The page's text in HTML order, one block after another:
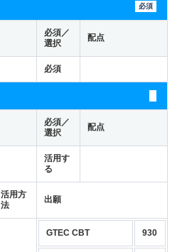
必須
必須／
選択
配点
必須
必須／
選択
配点
活用す
る
活用方
法
出願
GTEC CBT 930